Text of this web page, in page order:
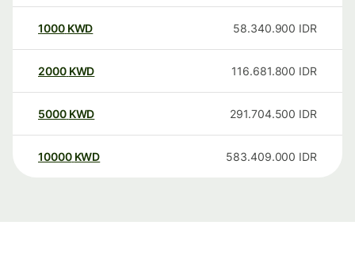
1000 KWD 58.340.900 IDR
2000 KWD 116.681.800 IDR
5000 KWD 291.704.500 IDR
10000 KWD 583.409.000 IDR